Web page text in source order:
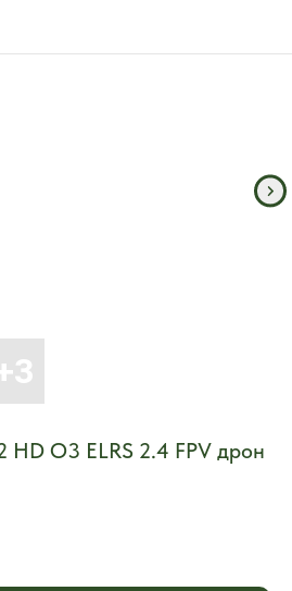
HD O3 ELRS 2.4 FPV дрон